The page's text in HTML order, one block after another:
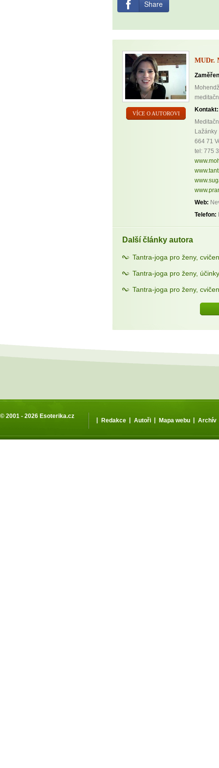
Share
VÍCE O AUTOROVI
MUDr.
Kontakt:
Lažánky
664 71
tel: 775
Web:
Telefon:
Další články autora
Tantra-joga pro ženy,
Tantra-joga pro ženy,
Tantra-joga pro ženy,
© 2001 - 2026 Esoterika.cz
| Redakce | Autoři | Mapa webu | Archív